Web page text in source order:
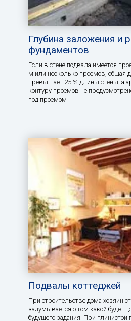
Глубина заложения и
фундаментов
Если в стене подвала имеется
м или несколько проемов, общая
превышает 25 % длины стены, а
контуру проемов не
под проемом
Подвалы коттеджей
При строительстве дома хозяин
задумывается о том какой будет
будущего задания. При глинистой